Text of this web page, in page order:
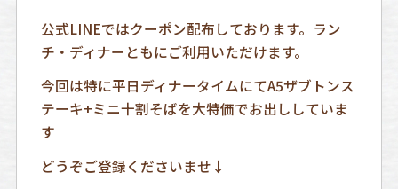
公式LINEではクーポン配布しております。ラン
チ・ディナーともにご利用いただけます。
今回は特に平日ディナータイムにてA5ザブトンス
テーキ+ミニ十割そばを大特価でお出ししていま
す
どうぞご登録くださいませ↓